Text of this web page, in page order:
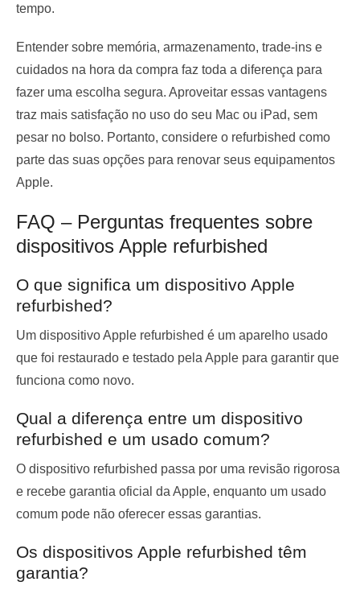
tempo.
Entender sobre memória, armazenamento, trade-ins e
cuidados na hora da compra faz toda a diferença para
fazer uma escolha segura. Aproveitar essas vantagens
traz mais satisfação no uso do seu Mac ou iPad, sem
pesar no bolso. Portanto, considere o refurbished como
parte das suas opções para renovar seus equipamentos
Apple.
FAQ – Perguntas frequentes sobre
dispositivos Apple refurbished
O que significa um dispositivo Apple
refurbished?
Um dispositivo Apple refurbished é um aparelho usado
que foi restaurado e testado pela Apple para garantir que
funciona como novo.
Qual a diferença entre um dispositivo
refurbished e um usado comum?
O dispositivo refurbished passa por uma revisão rigorosa
e recebe garantia oficial da Apple, enquanto um usado
comum pode não oferecer essas garantias.
Os dispositivos Apple refurbished têm
garantia?